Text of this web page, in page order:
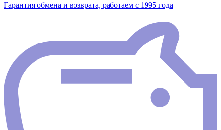
Гарантия обмена и возврата, работаем с 1995 года